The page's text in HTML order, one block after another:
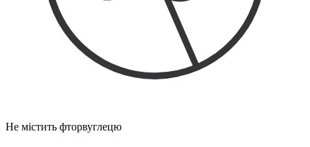
Не містить фторвуглецю